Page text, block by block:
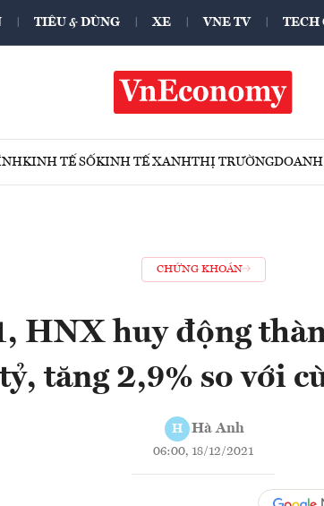
TIÊU & DÙNG XE VNE TV TECH
KINH TẾ SỐKINH TẾ XANHTHỊ TRƯỜNG
CHỨNG KHOÁN
HNX huy động
tỷ, tăng 2,9% so với
H Hà Anh
06:00, 18/12/2021